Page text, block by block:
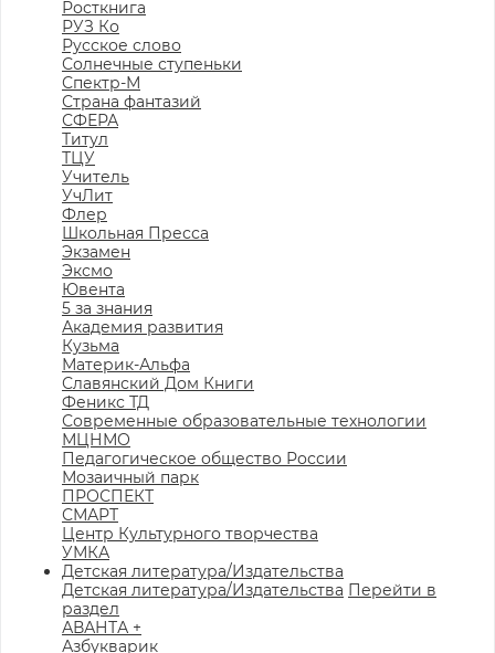
Росткнига
РУЗ Ко
Русское слово
Солнечные ступеньки
Спектр-М
Страна фантазий
СФЕРА
Титул
ТЦУ
Учитель
УчЛит
Флер
Школьная Пресса
Экзамен
Эксмо
Ювента
5 за знания
Академия развития
Кузьма
Материк-Альфа
Славянский Дом Книги
Феникс ТД
Современные образовательные технологии
МЦНМО
Педагогическое общество России
Мозаичный парк
ПРОСПЕКТ
СМАРТ
Центр Культурного творчества
УМКА
Детская литература/Издательства
Детская литература/Издательства Перейти в
раздел
АВАНТА +
Азбукварик